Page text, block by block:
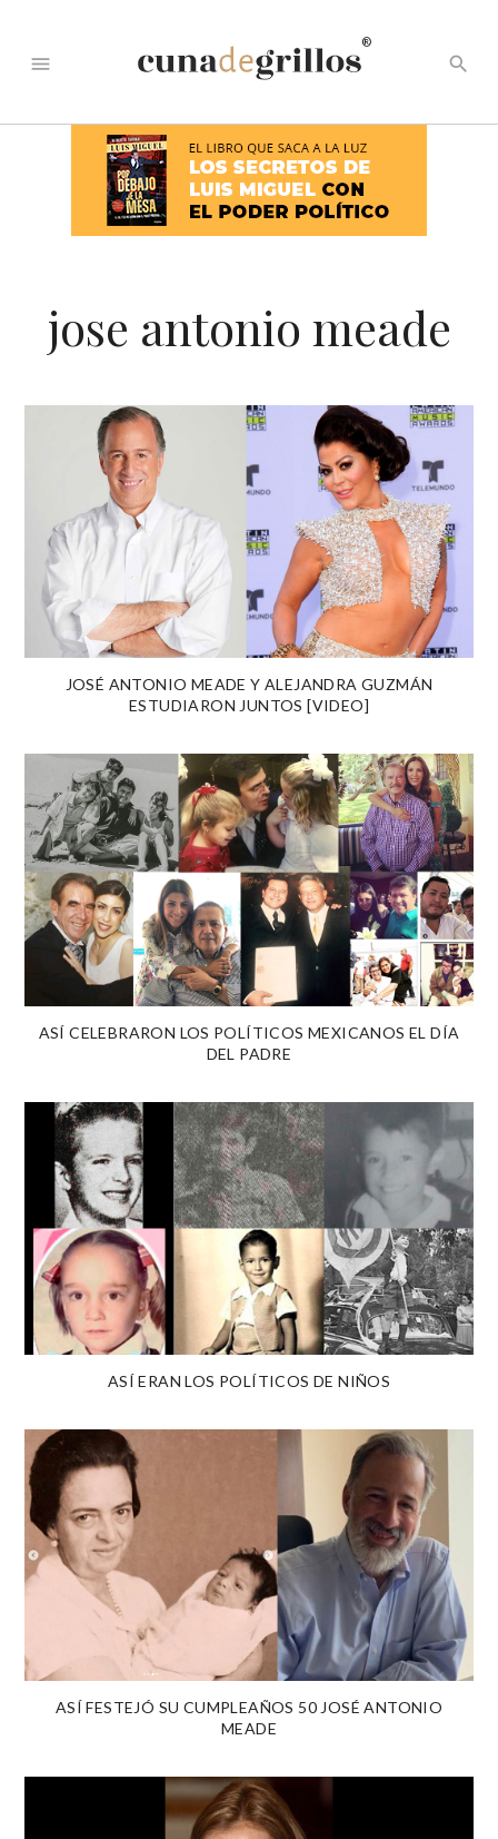
menu
®
search
jose antonio meade
JOSÉ ANTONIO MEADE Y ALEJANDRA GUZMÁN
ESTUDIARON JUNTOS [VIDEO]
ASÍ CELEBRARON LOS POLÍTICOS MEXICANOS EL DÍA
DEL PADRE
ASÍ ERAN LOS POLÍTICOS DE NIÑOS
ASÍ FESTEJÓ SU CUMPLEAÑOS 50 JOSÉ ANTONIO
MEADE